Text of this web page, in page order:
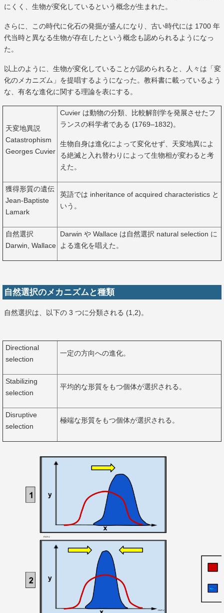
にくく、生物が変化しているという概念が生まれた。
さらに、この時代に化石の発掘が盛んになり、古い時代には 1700 年
代当時と異なる生物が存在したという概念も認められるようになっ
た。
以上のように、生物が変化していることが認められると、人々は「変
化のメカニズム」を提唱するようになった。教科書に載っているよう
な、有名な進化に関する理論を表にする。
天変地異説
Catastrophism
Georges Cuvier
Cuvier は動物の分類、比較解剖学を発展させたフ
ランスの科学者である (1769–1832)。
生物自身は進化によって変化せず、天変地異によ
る絶滅と入れ替わりによって生物相が変わると考
えた。
獲得形質の遺伝
Jean-Baptiste
Lamark
英語では inheritance of acquired characteristics と
いう。
自然選択
Darwin, Wallace
Darwin や Wallace は自然選択 natural selection に
よる進化を唱えた。
自然選択のメカニズムと種類
自然選択は、以下の 3 つに分類される (1,2)。
Directional
selection
一定の方向への進化。
Stabilizing
selection
平均的な形質をもつ個体が選択される。
Disruptive
selection
極端な形質をもつ個体が選択される。